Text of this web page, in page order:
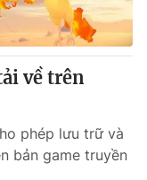
về trên
phép lưu trữ và
bản game truyền